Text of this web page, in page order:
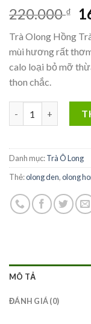
220.000₫
Trà Olong Hồng
mùi hương rất
calo loại bỏ mỡ
thon chắc.
TRÀ OLONG
Danh mục:Trà Ô Long
Thẻ:olong den,olong
MÔ TẢ
ĐÁNH GIÁ (0)